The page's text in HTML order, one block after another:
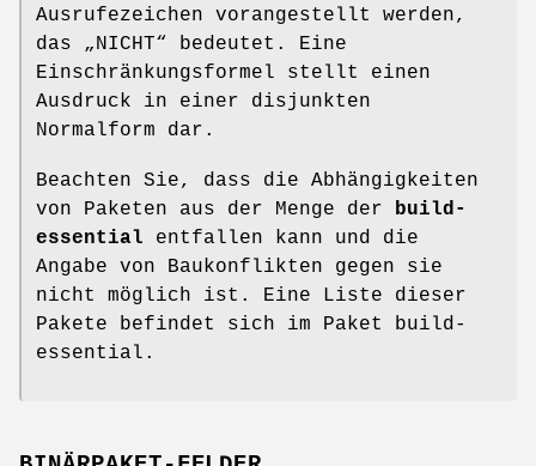
Ausrufezeichen vorangestellt werden,
das „NICHT“ bedeutet. Eine
Einschränkungsformel stellt einen
Ausdruck in einer disjunkten
Normalform dar.
Beachten Sie, dass die Abhängigkeiten
von Paketen aus der Menge der build-
essential entfallen kann und die
Angabe von Baukonflikten gegen sie
nicht möglich ist. Eine Liste dieser
Pakete befindet sich im Paket build-
essential.